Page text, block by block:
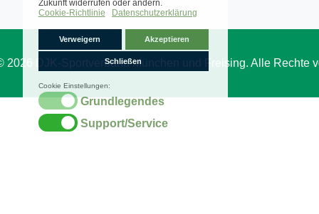
2026 DJK-Sportverband München und Freising. Alle Rechte